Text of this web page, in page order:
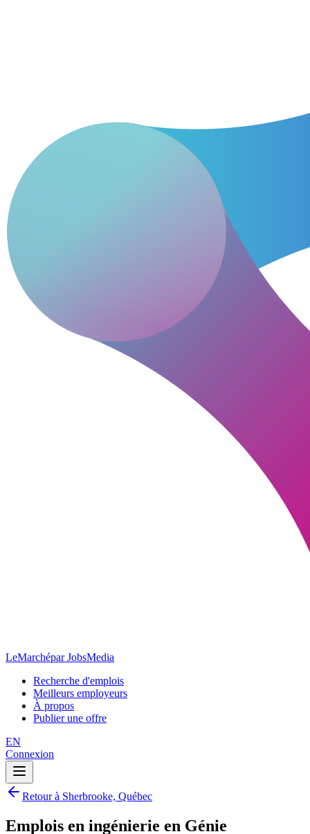
LeMarchépar JobsMedia
Recherche d'emplois
Meilleurs employeurs
À propos
Publier une offre
EN
Connexion
Retour à Sherbrooke, Québec
Emplois en ingénierie en Génie